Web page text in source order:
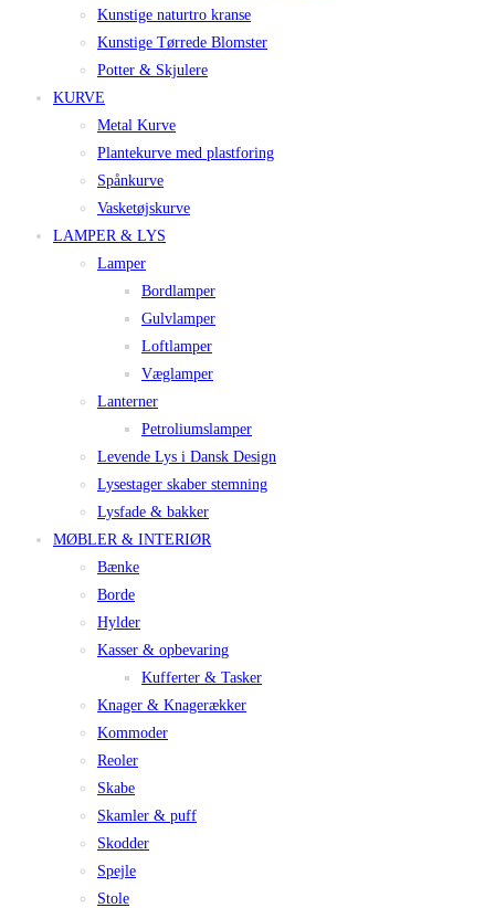
Kunstige naturtro kranse
Kunstige Tørrede Blomster
Potter & Skjulere
KURVE
Metal Kurve
Plantekurve med plastforing
Spånkurve
Vasketøjskurve
LAMPER & LYS
Lamper
Bordlamper
Gulvlamper
Loftlamper
Væglamper
Lanterner
Petroliumslamper
Levende Lys i Dansk Design
Lysestager skaber stemning
Lysfade & bakker
MØBLER & INTERIØR
Bænke
Borde
Hylder
Kasser & opbevaring
Kufferter & Tasker
Knager & Knagerækker
Kommoder
Reoler
Skabe
Skamler & puff
Skodder
Spejle
Stole